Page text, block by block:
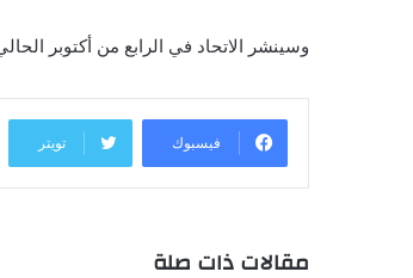
وسينشر الاتحاد في الرابع من أكتوبر
فيسبوك تويتر
مقالات ذات صلة